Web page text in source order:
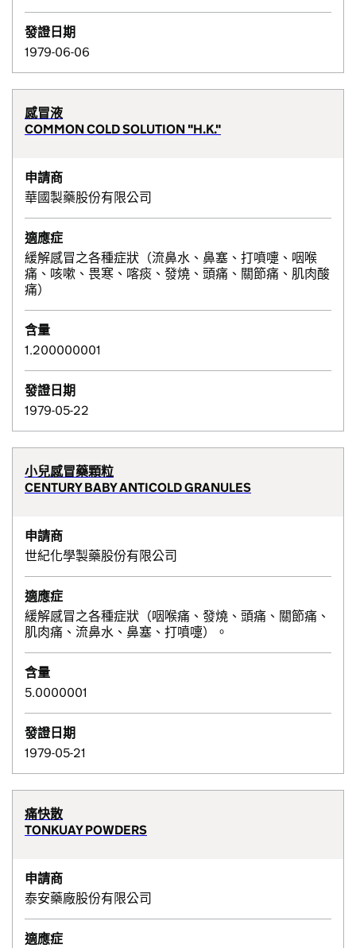
發證日期
1979-06-06
感冒液
COMMON COLD SOLUTION "H.K."
申請商
華國製藥股份有限公司
適應症
緩解感冒之各種症狀（流鼻水、鼻塞、打噴嚏、咽喉
痛、咳嗽、畏寒、喀痰、發燒、頭痛、關節痛、肌肉酸
痛）
含量
1.200000001
發證日期
1979-05-22
小兒感冒藥顆粒
CENTURY BABY ANTICOLD GRANULES
申請商
世紀化學製藥股份有限公司
適應症
緩解感冒之各種症狀（咽喉痛、發燒、頭痛、關節痛、
肌肉痛、流鼻水、鼻塞、打噴嚏）。
含量
5.0000001
發證日期
1979-05-21
痛快散
TONKUAY POWDERS
申請商
泰安藥廠股份有限公司
適應症